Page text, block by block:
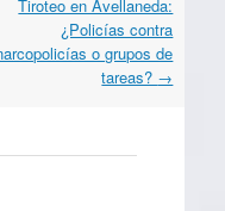
Tiroteo en Avellaneda:
¿Policías contra
o grupos de
tareas? →